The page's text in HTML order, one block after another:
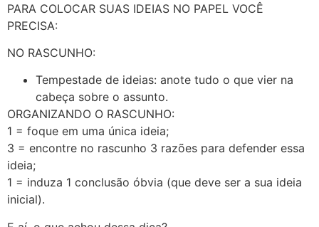
PARA COLOCAR SUAS IDEIAS NO PAPEL VOCÊ
PRECISA:
NO RASCUNHO:
Tempestade de ideias: anote tudo o que vier na
cabeça sobre o assunto.
ORGANIZANDO O RASCUNHO:
1 = foque em uma única ideia;
3 = encontre no rascunho 3 razões para defender essa
ideia;
1 = induza 1 conclusão óbvia (que deve ser a sua ideia
inicial).